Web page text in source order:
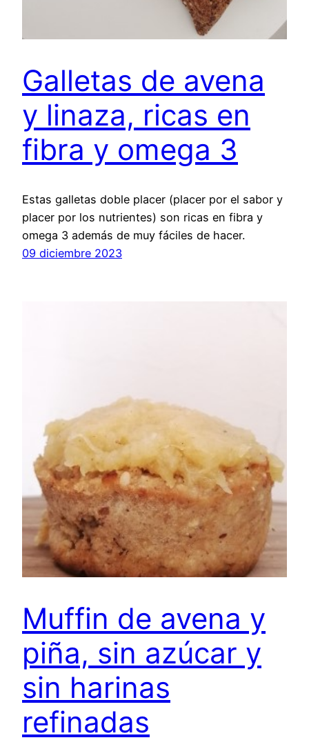
Galletas de avena
y linaza, ricas en
fibra y omega 3
Estas galletas doble placer (placer por el sabor y
placer por los nutrientes) son ricas en fibra y
omega 3 además de muy fáciles de hacer.
09 diciembre 2023
Muffin de avena y
piña, sin azúcar y
sin harinas
refinadas